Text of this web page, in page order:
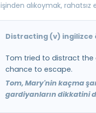
işinden alıkoymak, rahatsız
Distracting (v) ingilizce
Tom tried to distract the
chance to escape.
Tom, Mary'nin kaçma
gardiyanların dikkatini